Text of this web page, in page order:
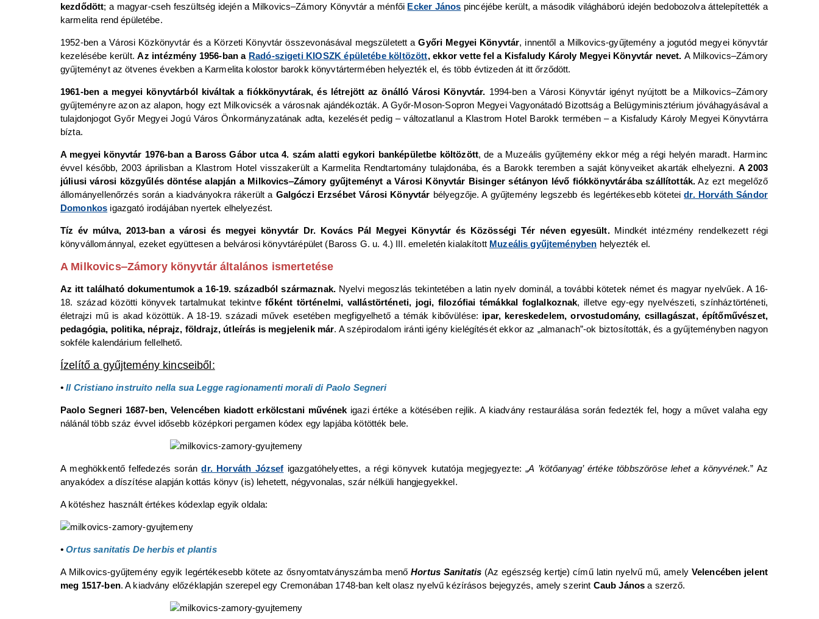
kezdődött; a magyar-cseh feszültség idején a Milkovics‒Zámory Könyvtár a ménfői Ecker János pincéjébe került, a második világháború idején bedobozolva áttelepítették a
karmelita rend épületébe.
1952-ben a Városi Közkönyvtár és a Körzeti Könyvtár összevonásával megszületett aGyőri Megyei Könyvtár, innentől a Milkovics-gyűjtemény a jogutód megyei könyvtár
kezelésébe került.Az intézmény 1956-ban a Radó-szigeti KIOSZK épületébe költözött, ekkor vette fel a Kisfaludy Károly Megyei Könyvtár nevet.A Milkovics‒Zámory
gyűjteményt az ötvenes években a Karmelita kolostor barokk könyvtártermében helyezték el, és több évtizeden át itt őrződött.
1961-ben a megyei könyvtárból kiváltak a fiókkönyvtárak, és létrejött az önálló Városi Könyvtár. 1994-ben a Városi Könyvtár igényt nyújtott be a Milkovics‒Zámory
gyűjteményre azon az alapon, hogy ezt Milkovicsék a városnak ajándékozták. A Győr-Moson-Sopron Megyei Vagyonátadó Bizottság a Belügyminisztérium jóváhagyásával a
tulajdonjogot Győr Megyei Jogú Város Önkormányzatának adta, kezelését pedig – változatlanul a Klastrom Hotel Barokk termében – a Kisfaludy Károly Megyei Könyvtárra
bízta.
A megyei könyvtár 1976-ban a Baross Gábor utca 4. szám alatti egykori banképületbe költözött, de a Muzeális gyűjtemény ekkor még a régi helyén maradt. Harminc
évvel később, 2003 áprilisban a Klastrom Hotel visszakerült a Karmelita Rendtartomány tulajdonába, és a Barokk teremben a saját könyveiket akarták elhelyezni. A 2003
júliusi városi közgyűlés döntése alapján a Milkovics‒Zámory gyűjteményt a Városi Könyvtár Bisinger sétányon lévő fiókkönyvtárába szállították. Az ezt megelőző
állományellenőrzés során a kiadványokra rákerült a Galgóczi Erzsébet Városi Könyvtár bélyegzője. A gyűjtemény legszebb és legértékesebb köteteidr. Horváth Sándor
Domonkos igazgató irodájában nyertek elhelyezést.
Tíz év múlva, 2013-ban a városi és megyei könyvtár Dr. Kovács Pál Megyei Könyvtár és Közösségi Tér néven egyesült.Mindkét intézmény rendelkezett régi
könyvállománnyal, ezeket együttesen a belvárosi könyvtárépület (Baross G. u. 4.) III. emeletén kialakított Muzeális gyűjteményben helyezték el.
A Milkovics‒Zámory könyvtár általános ismertetése
Az itt található dokumentumok a 16-19. századból származnak. Nyelvi megoszlás tekintetében a latin nyelv dominál, a további kötetek német és magyar nyelvűek. A 16-
18. század közötti könyvek tartalmukat tekintvefőként történelmi, vallástörténeti, jogi, filozófiai témákkal foglalkoznak, illetve egy-egy nyelvészeti, színháztörténeti,
életrajzi mű is akad közöttük. A 18-19. századi művek esetében megfigyelhető a témák kibővülése: ipar, kereskedelem, orvostudomány, csillagászat, építőművészet,
pedagógia, politika, néprajz, földrajz, útleírás is megjelenik már. A szépirodalom iránti igény kielégítését ekkor az „almanach”-ok biztosították, és a gyűjteményben nagyon
sokféle kalendárium fellelhető.
Ízelítő a gyűjtemény kincseiből:
•Il Cristiano instruito nella sua Legge ragionamenti morali di Paolo Segneri
Paolo Segneri 1687-ben, Velencében kiadott erkölcstani művének igazi értéke a kötésében rejlik. A kiadvány restaurálása során fedezték fel, hogy a művet valaha egy
nálánál több száz évvel idősebb középkori pergamen kódex egy lapjába kötötték bele.
A meghökkentő felfedezés sorándr. Horváth József igazgatóhelyettes, a régi könyvek kutatója megjegyezte: „A ’kötőanyag’ értéke többszöröse lehet a könyvének.” Az
anyakódex a díszítése alapján kottás könyv (is) lehetett, négyvonalas, szár nélküli hangjegyekkel.
A kötéshez használt értékes kódexlap egyik oldala:
•Ortus sanitatis De herbis et plantis
A Milkovics-gyűjtemény egyik legértékesebb kötete az ősnyomtatványszámba menőHortus Sanitatis (Az egészség kertje) című latin nyelvű mű, amely Velencében jelent
meg 1517-ben. A kiadvány előzéklapján szerepel egy Cremonában 1748-ban kelt olasz nyelvű kézírásos bejegyzés, amely szerint Caub János a szerző.